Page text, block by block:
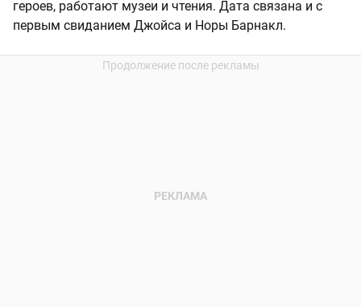
героев, работают музеи и чтения. Дата связана и с
первым свиданием Джойса и Норы Барнакл.